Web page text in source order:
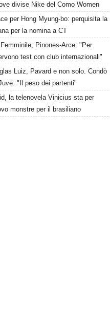
divise Nike del Como Women
per Hong Myung-bo: perquisita la
per la nomina a CT
Pinones-Arce: "Per
test con club internazionali"
Luiz, Pavard e non solo. Condò
"Il peso dei partenti"
la telenovela Vinicius sta per
monstre per il brasiliano